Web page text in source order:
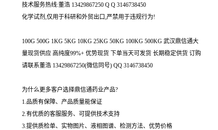
技术服务热线:董浩 13429867250 Q Q 3146738450
化学试剂,仅用于科研和外贸出口,严禁用于违规行为!
100G 500G 1KG 5KG 10KG 25KG 50KG 100KG 500KG 武汉鼎信通大
量现货供应 高纯度99%+ 优势现货 下单当天可发货 长期稳定供货 订购
请联系董浩 13429867250(微信同号) QQ 3146738450
为什么更多客户选择鼎信通药业产品?
1.品质有保障、产品质量能保证
2.有优质的客服服务、可提供技术支持
3.提供质检单、实物图片、液相图谱、检测方法、优势价格